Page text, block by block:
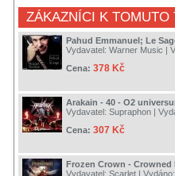
ZÁKAZNÍCI K TOMUTO
Pahud Emmanuel; Le
Vydavatel: Warner Music |
Cena: 378 Kč
Arakain - 40 - O2
Vydavatel: Supraphon |
Cena: 307 Kč
Frozen Crown - Crowned
Vydavatel: Scarlet | Vydáno: